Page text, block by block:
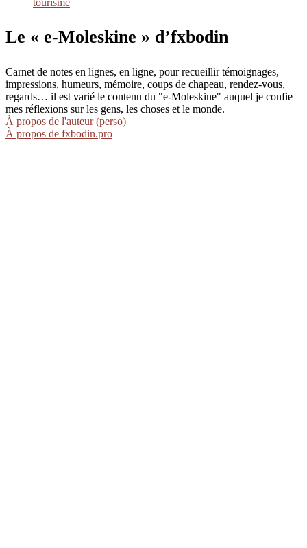
tourisme
Le « e-Moleskine » d’fxbodin
Carnet de notes en lignes, en ligne, pour recueillir témoignages,
impressions, humeurs, mémoire, coups de chapeau, rendez-vous,
regards… il est varié le contenu du "e-Moleskine" auquel je confie
mes réflexions sur les gens, les choses et le monde.
À propos de l'auteur (perso)
À propos de fxbodin.pro